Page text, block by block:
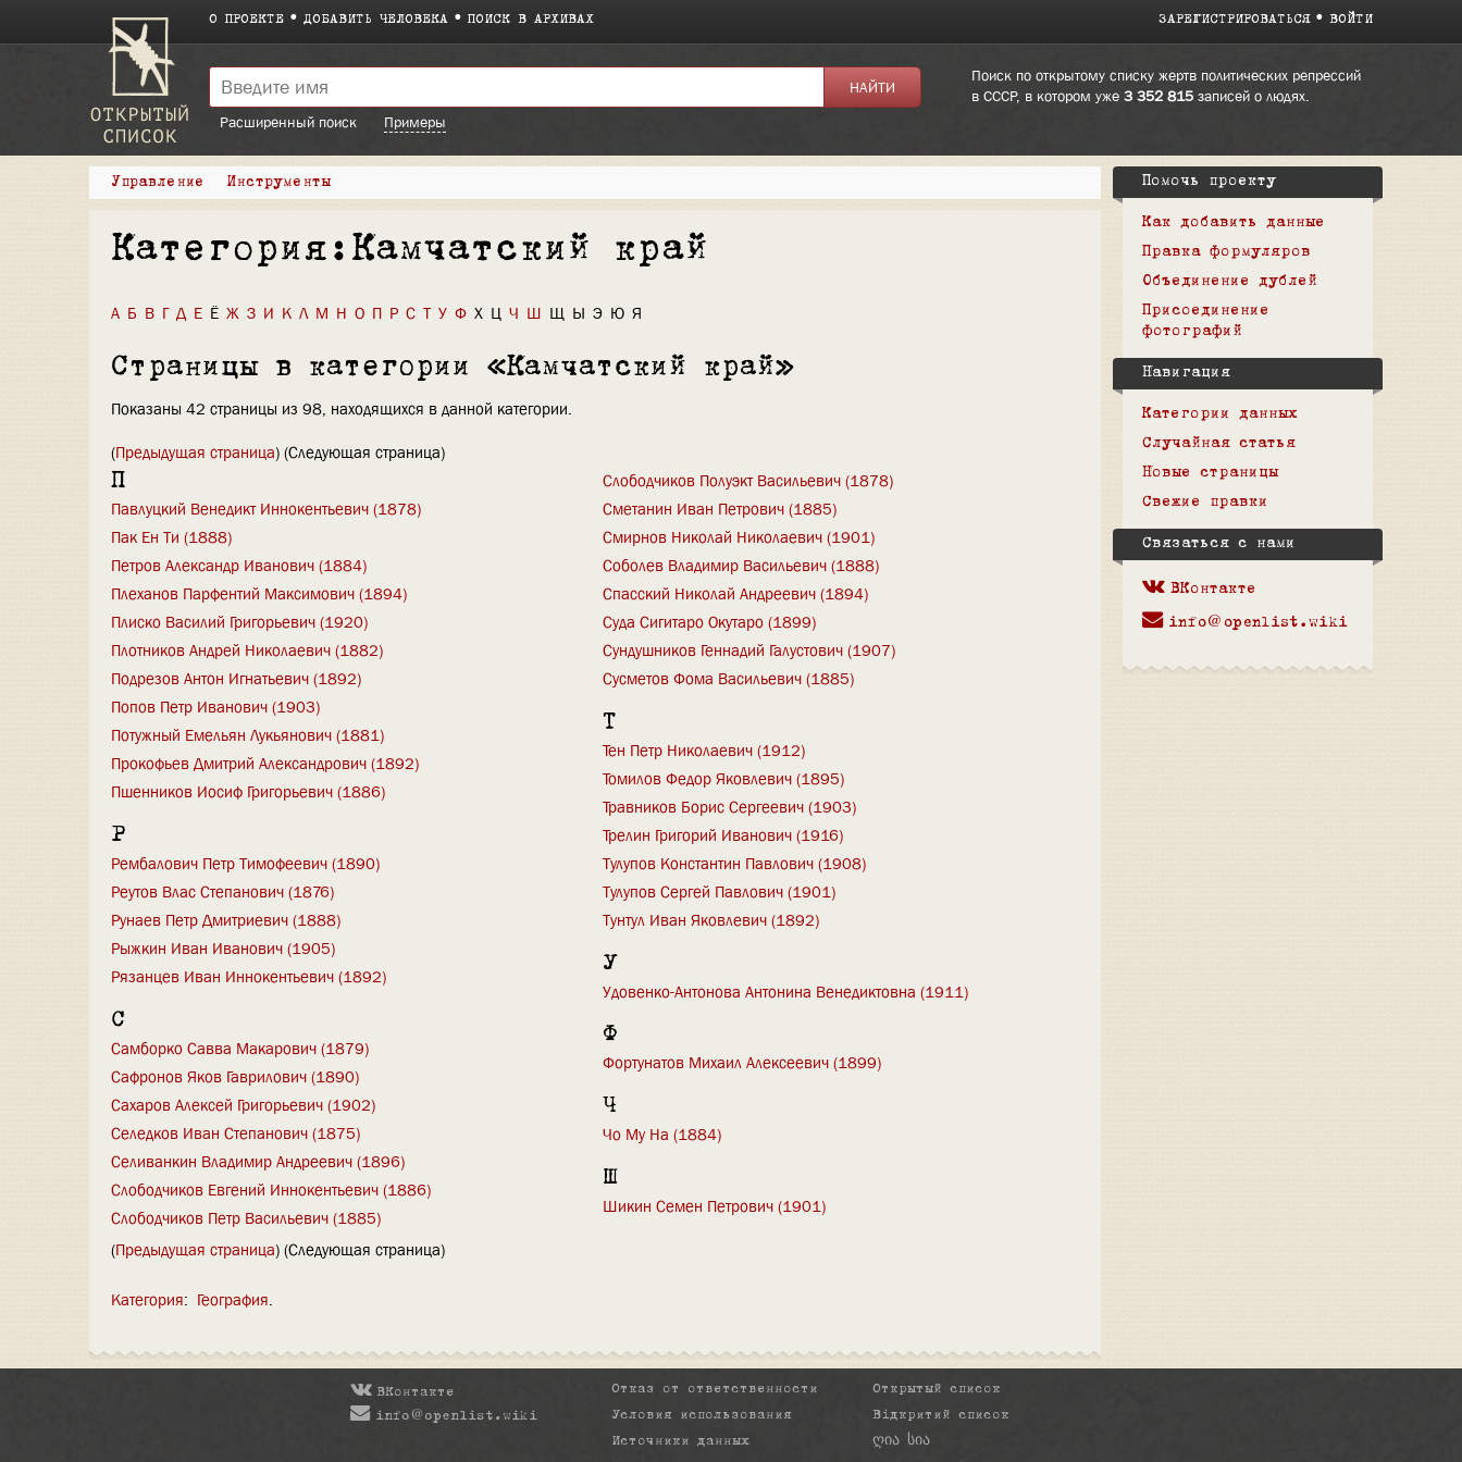
О ПРОЕКТЕ ДОБАВИТЬ ЧЕЛОВЕКА ПОИСК В АРХИВАХ ЗАРЕГИСТРИРОВАТЬСЯ ВОЙТИ
Поиск по открытому списку жертв политических репрессий
в СССР, в котором уже 3 352 815записей о людях.
Расширенный поиск
Примеры
Управление Инструменты
Категория:Камчатский край
А Б В Г Д Е Ё Ж З И К Л М Н О П Р С Т У Ф Х Ц Ч Ш Щ Ы Э Ю Я
Страницы в категории «Камчатский край»
Показаны 42 страницы из 98, находящихся в данной категории.
(Предыдущая страница) (Следующая страница)
П
Павлуцкий Венедикт Иннокентьевич (1878)
Пак Ен Ти (1888)
Петров Александр Иванович (1884)
Плеханов Парфентий Максимович (1894)
Плиско Василий Григорьевич (1920)
Плотников Андрей Николаевич (1882)
Подрезов Антон Игнатьевич (1892)
Попов Петр Иванович (1903)
Потужный Емельян Лукьянович (1881)
Прокофьев Дмитрий Александрович (1892)
Пшенников Иосиф Григорьевич (1886)
Р
Рембалович Петр Тимофеевич (1890)
Реутов Влас Степанович (1876)
Рунаев Петр Дмитриевич (1888)
Рыжкин Иван Иванович (1905)
Рязанцев Иван Иннокентьевич (1892)
С
Самборко Савва Макарович (1879)
Сафронов Яков Гаврилович (1890)
Сахаров Алексей Григорьевич (1902)
Селедков Иван Степанович (1875)
Селиванкин Владимир Андреевич (1896)
Слободчиков Евгений Иннокентьевич (1886)
Слободчиков Петр Васильевич (1885)
Слободчиков Полуэкт Васильевич (1878)
Сметанин Иван Петрович (1885)
Смирнов Николай Николаевич (1901)
Соболев Владимир Васильевич (1888)
Спасский Николай Андреевич (1894)
Суда Сигитаро Окутаро (1899)
Сундушников Геннадий Галустович (1907)
Сусметов Фома Васильевич (1885)
Т
Тен Петр Николаевич (1912)
Томилов Федор Яковлевич (1895)
Травников Борис Сергеевич (1903)
Трелин Григорий Иванович (1916)
Тулупов Константин Павлович (1908)
Тулупов Сергей Павлович (1901)
Тунтул Иван Яковлевич (1892)
У
Удовенко-Антонова Антонина Венедиктовна (1911)
Ф
Фортунатов Михаил Алексеевич (1899)
Ч
Чо Му На (1884)
Ш
Шикин Семен Петрович (1901)
(Предыдущая страница) (Следующая страница)
Категория: География
Помочь проекту
Как добавить данные
Правка формуляров
Объединение дублей
Присоединение
фотографий
Навигация
Категории данных
Случайная статья
Новые страницы
Свежие правки
Связаться с нами
ВКонтакте
info@openlist.wiki
ВКонтакте
info@openlist.wiki
Отказ от ответственности
Условия использования
Источники данных
Открытый список
Відкритий список
ღია სია